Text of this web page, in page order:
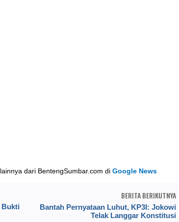
dari BentengSumbar.com diGoogle News
Bukti
BERITA BERIKUTNYA
Bantah Pernyataan Luhut, KP3I: Jokowi
Telak Langgar Konstitusi